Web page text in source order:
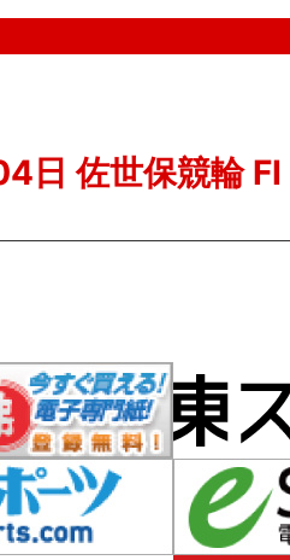
日 佐世保競輪 FI